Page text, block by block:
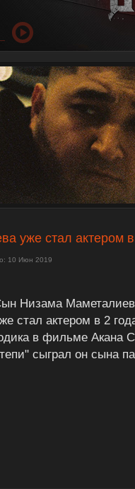
уже стал актером
10 Июн 2019
Низама
стал актером в 2
в фильме Акана
сыграл он сына